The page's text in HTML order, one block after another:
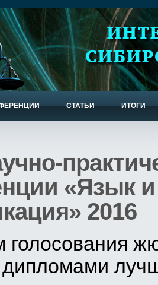
СТАТЬИ ИТОГИ
«Язык
2016
голосования
дипломами